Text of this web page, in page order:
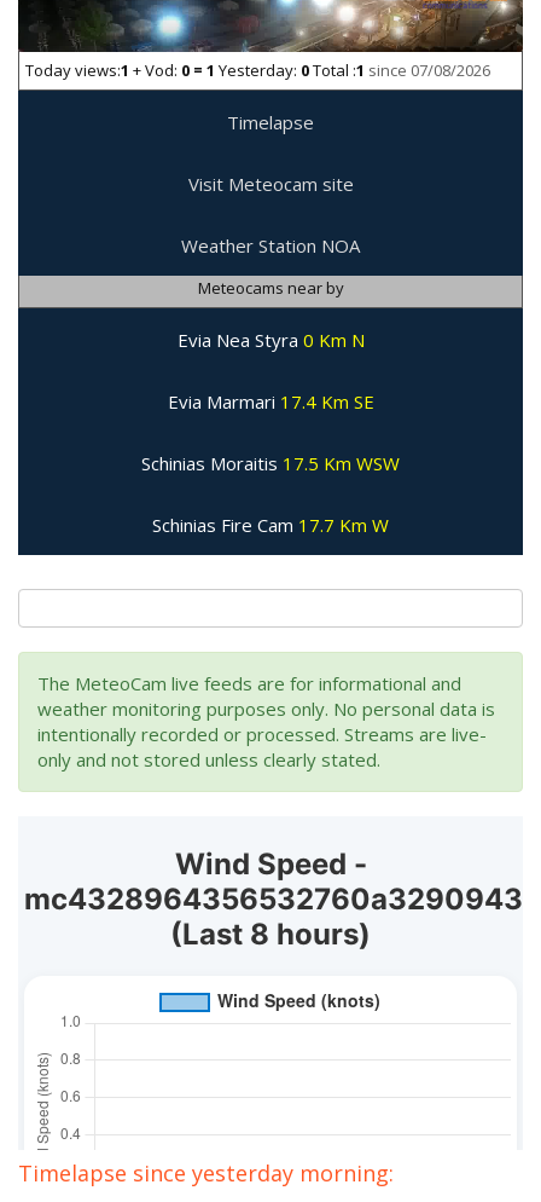
Today views:1 + Vod: 0 = 1 Yesterday: 0Total :1 since 07/08/2026
Timelapse
Visit Meteocam site
Weather Station NOA
Meteocams near by
Evia Nea Styra 0 Km N
Evia Marmari 17.4 Km SE
Schinias Moraitis 17.5 Km WSW
Schinias Fire Cam 17.7 Km W
The MeteoCam live feeds are for informational and
weather monitoring purposes only. No personal data is
intentionally recorded or processed. Streams are live-
only and not stored unless clearly stated.
Timelapse since yesterday morning: